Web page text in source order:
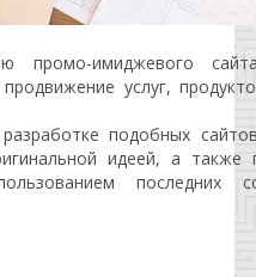
промо-имиджевого
услуг,
подобных
идеей, а также
последних